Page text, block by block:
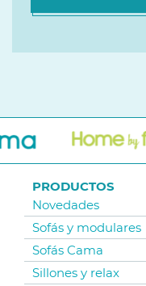
PRODUCTOS
Novedades
Sofás y modulares
Sofás Cama
Sillones y relax